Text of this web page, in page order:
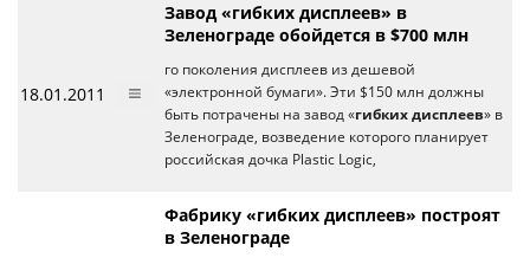
18.01.2011
Завод «гибких дисплеев» в
Зеленограде обойдется в $700 млн
го поколения дисплеев из дешевой
«электронной бумаги». Эти $150 млн должны
быть потрачены на завод «гибких дисплеев» в
Зеленограде, возведение которого планирует
российская дочка Plastic Logiс,
Фабрику «гибких дисплеев» построят
в Зеленограде